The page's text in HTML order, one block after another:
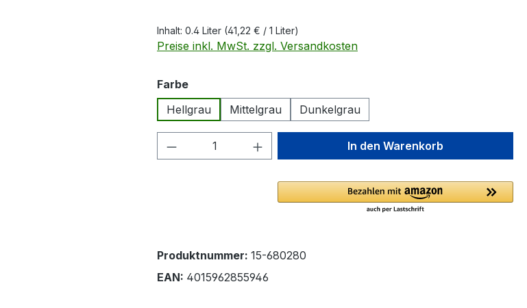
Inhalt: 0.4 Liter (41,22 € / 1 Liter)
Preise inkl. MwSt. zzgl. Versandkosten
Farbeauswählen
Hellgrau
Mittelgrau Dunkelgrau
Produkt Anzahl: Gib den gewünschten Wert
In den Warenkorb
Produktnummer: 15-680280
EAN: 4015962855946